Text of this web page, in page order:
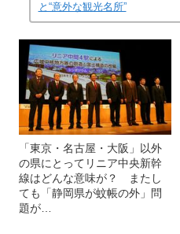
と“意外な観光名所”
「東京・名古屋・大阪」以外
の県にとってリニア中央新幹
線はどんな意味が？ またし
ても「静岡県が蚊帳の外」問
題が…